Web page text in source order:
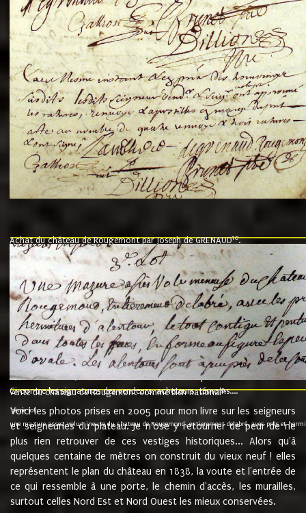
Achat du château de Rougemont par Joseph de GRENAUD10.
"l'an mil six cent soixante treze le ving neuvième jour du mois de
nommé fut présent Messire Claude Guillaume de Moyriat chevalier baron
vend, purement simplement et irrevocablement a monseigneur monsieur
et chavannes conseiller du roy au parlement de Bourgogne, present et
que le dit seigneur Baron de la Vellière a sur ses hommes, indivisables et
de la Velliere tout ainsi et comme le dit seigneur Baron et ses
présent......"
suivent les rentes, donation des terriers, etc... au prix de 880 livre louis
Ci contre les signatures des vendeurs, acheteurs, témoins....
vente du château de Rougemont comme bien national9.
"3ème lot
une mazure assez volumineuse du chateau de Rougemond, entierement delabré, avec près et
Voici les photos prises en 2005 pour mon livre sur les seigneurs
et seigneuries du plateau. Je n'ose y retourner de peur de ne
plus rien retrouver de ces vestiges historiques... Alors qu'à
quelques centaine de mètres on construit du vieux neuf ! elles
représentent le plan du château en 1838, la voute et l'entrée de
ce qui ressemble à une porte, le chemin d'accès, les murailles,
surtout celles Nord Est et Nord Ouest les mieux conservées.